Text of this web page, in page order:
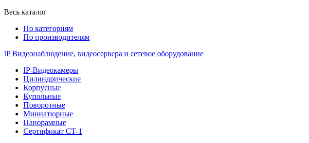
Весь каталог
По категориям
По производителям
IP Видеонаблюдение, видеосервера и сетевое оборудование
IP-Видеокамеры
Цилиндрические
Корпусные
Купольные
Поворотные
Миниатюрные
Панорамные
Сертификат СТ-1